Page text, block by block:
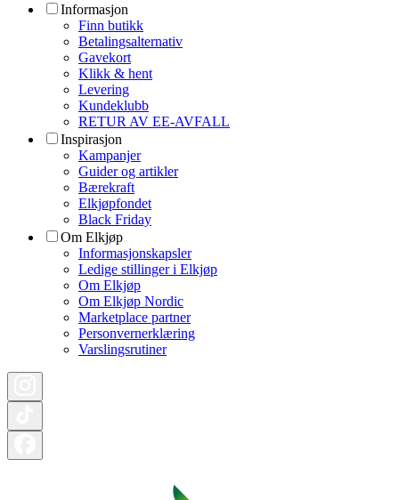
Informasjon
Finn butikk
Betalingsalternativ
Gavekort
Klikk & hent
Levering
Kundeklubb
RETUR AV EE-AVFALL
Inspirasjon
Kampanjer
Guider og artikler
Bærekraft
Elkjøpfondet
Black Friday
Om Elkjøp
Informasjonskapsler
Ledige stillinger i Elkjøp
Om Elkjøp
Om Elkjøp Nordic
Marketplace partner
Personvernerklæring
Varslingsrutiner